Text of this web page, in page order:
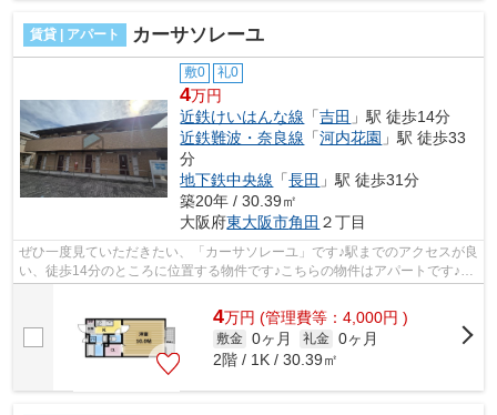
賃貸 | アパート カーサソレーユ
敷0 礼0
4万円
近鉄けいはんな線 「吉田 」駅 徒歩14分
近鉄難波・奈良線 「河内花園 」駅 徒歩33
分
地下鉄中央線 「長田 」駅 徒歩31分
築20年 / 30.39㎡
大阪府東大阪市角田 ２丁目
ぜひ一度見ていただきたい、「カーサソレーユ」です♪駅までのアクセスが良
い、徒歩14分のところに位置する物件です♪こちらの物件はアパートです♪こ
4万円 (管理費等：4,000円 )
敷金 0ヶ月 礼金 0ヶ月
2階 / 1K / 30.39㎡